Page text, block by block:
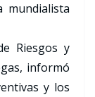
mundialista
Riesgos y
informó
y los